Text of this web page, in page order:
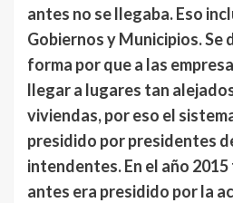
antes no se llegaba. Eso
Gobiernos y Municipios. Se
forma por que a las
llegar a lugares tan
viviendas, por eso el
presidido por presidentes
intendentes. En el año
antes era presidido por la